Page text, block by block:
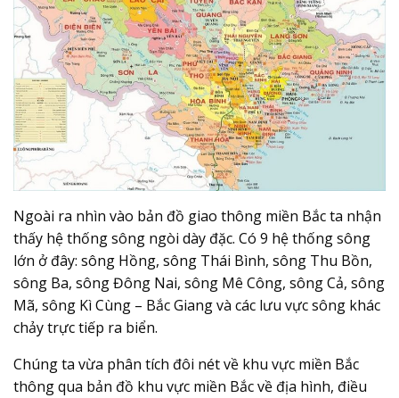
Ngoài ra nhìn vào bản đồ giao thông miền Bắc ta nhận
thấy hệ thống sông ngòi dày đặc. Có 9 hệ thống sông
lớn ở đây: sông Hồng, sông Thái Bình, sông Thu Bồn,
sông Ba, sông Đông Nai, sông Mê Công, sông Cả, sông
Mã, sông Kì Cùng – Bắc Giang và các lưu vực sông khác
chảy trực tiếp ra biển.
Chúng ta vừa phân tích đôi nét về khu vực miền Bắc
thông qua bản đồ khu vực miền Bắc về địa hình, điều